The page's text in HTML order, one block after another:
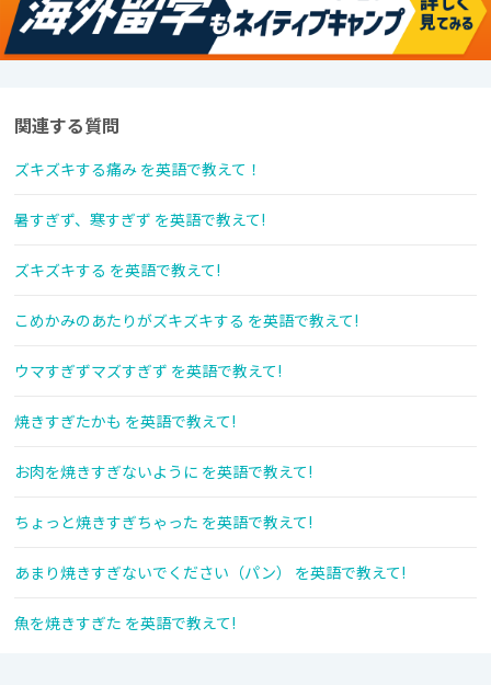
関連する質問
ズキズキする痛み を英語で教えて！
暑すぎず、寒すぎず を英語で教えて!
ズキズキする を英語で教えて!
こめかみのあたりがズキズキする を英語で教えて!
ウマすぎずマズすぎず を英語で教えて!
焼きすぎたかも を英語で教えて!
お肉を焼きすぎないように を英語で教えて!
ちょっと焼きすぎちゃった を英語で教えて!
あまり焼きすぎないでください（パン） を英語で教えて!
魚を焼きすぎた を英語で教えて!